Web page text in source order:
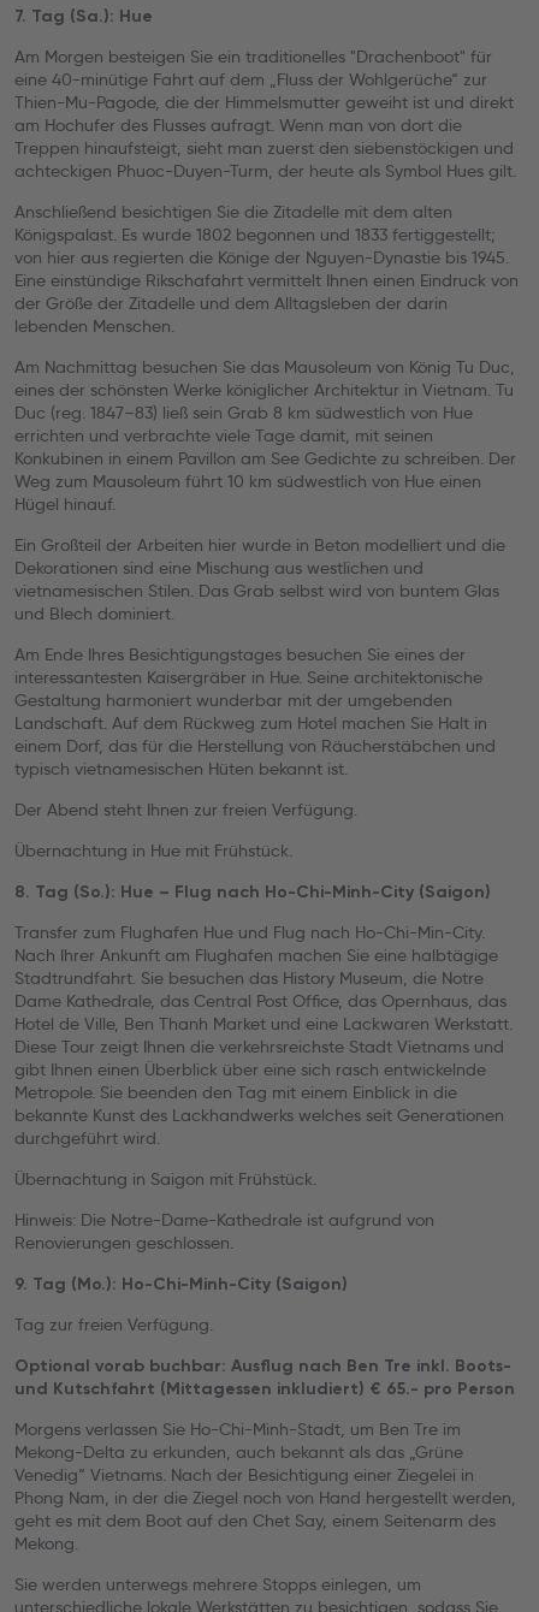
7. Tag (Sa.): Hue
Am Morgen besteigen Sie ein traditionelles "Drachenboot" für
eine 40-minütige Fahrt auf dem „Fluss der Wohlgerüche“ zur
Thien-Mu-Pagode, die der Himmelsmutter geweiht ist und direkt
am Hochufer des Flusses aufragt. Wenn man von dort die
Treppen hinaufsteigt, sieht man zuerst den siebenstöckigen und
achteckigen Phuoc-Duyen-Turm, der heute als Symbol Hues gilt.
Anschließend besichtigen Sie die Zitadelle mit dem alten
Königspalast. Es wurde 1802 begonnen und 1833 fertiggestellt;
von hier aus regierten die Könige der Nguyen-Dynastie bis 1945.
Eine einstündige Rikschafahrt vermittelt Ihnen einen Eindruck von
der Größe der Zitadelle und dem Alltagsleben der darin
lebenden Menschen.
Am Nachmittag besuchen Sie das Mausoleum von König Tu Duc,
eines der schönsten Werke königlicher Architektur in Vietnam. Tu
Duc (reg. 1847–83) ließ sein Grab 8 km südwestlich von Hue
errichten und verbrachte viele Tage damit, mit seinen
Konkubinen in einem Pavillon am See Gedichte zu schreiben. Der
Weg zum Mausoleum führt 10 km südwestlich von Hue einen
Hügel hinauf.
Ein Großteil der Arbeiten hier wurde in Beton modelliert und die
Dekorationen sind eine Mischung aus westlichen und
vietnamesischen Stilen. Das Grab selbst wird von buntem Glas
und Blech dominiert.
Am Ende Ihres Besichtigungstages besuchen Sie eines der
interessantesten Kaisergräber in Hue. Seine architektonische
Gestaltung harmoniert wunderbar mit der umgebenden
Landschaft. Auf dem Rückweg zum Hotel machen Sie Halt in
einem Dorf, das für die Herstellung von Räucherstäbchen und
typisch vietnamesischen Hüten bekannt ist.
Der Abend steht Ihnen zur freien Verfügung.
Übernachtung in Hue mit Frühstück.
8. Tag (So.): Hue – Flug nach Ho-Chi-Minh-City (Saigon)
Transfer zum Flughafen Hue und Flug nach Ho-Chi-Min-City.
Nach Ihrer Ankunft am Flughafen machen Sie eine halbtägige
Stadtrundfahrt. Sie besuchen das History Museum, die Notre
Dame Kathedrale, das Central Post Office, das Opernhaus, das
Hotel de Ville, Ben Thanh Market und eine Lackwaren Werkstatt.
Diese Tour zeigt Ihnen die verkehrsreichste Stadt Vietnams und
gibt Ihnen einen Überblick über eine sich rasch entwickelnde
Metropole. Sie beenden den Tag mit einem Einblick in die
bekannte Kunst des Lackhandwerks welches seit Generationen
durchgeführt wird.
Übernachtung in Saigon mit Frühstück.
Hinweis: Die Notre-Dame-Kathedrale ist aufgrund von
Renovierungen geschlossen.
9. Tag (Mo.): Ho-Chi-Minh-City (Saigon)
Tag zur freien Verfügung.
Optional vorab buchbar: Ausflug nach Ben Tre inkl. Boots-
und Kutschfahrt (Mittagessen inkludiert) € 65.- pro Person
Morgens verlassen Sie Ho-Chi-Minh-Stadt, um Ben Tre im
Mekong-Delta zu erkunden, auch bekannt als das „Grüne
Venedig“ Vietnams. Nach der Besichtigung einer Ziegelei in
Phong Nam, in der die Ziegel noch von Hand hergestellt werden,
geht es mit dem Boot auf den Chet Say, einem Seitenarm des
Mekong.
Sie werden unterwegs mehrere Stopps einlegen, um
unterschiedliche lokale Werkstätten zu besichtigen, sodass Sie